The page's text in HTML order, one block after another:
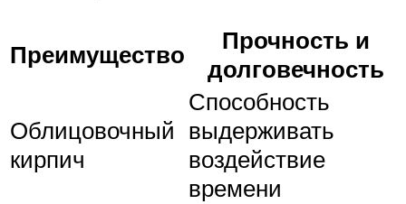
Преимущество
Прочность и
долговечность
Облицовочный
кирпич
Способность
выдерживать
воздействие
времени